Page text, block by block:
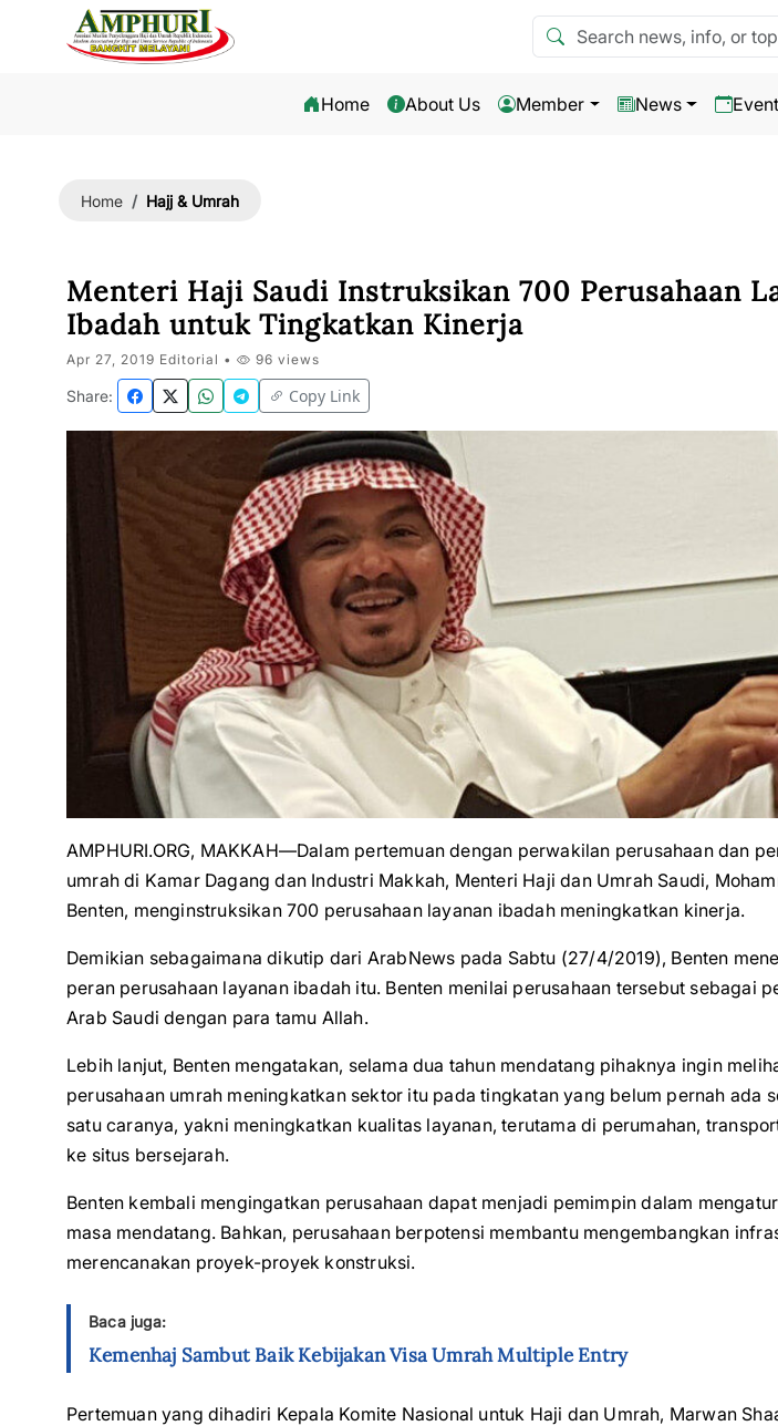
Search news
Home About Us Member News
Home Hajj & Umrah
Menteri Haji Saudi Instruksikan 700 Perusahaan
Ibadah untuk Tingkatkan Kinerja
Apr 27, 2019 Editorial • 96 views
Share: Copy Link
AMPHURI.ORG, MAKKAH—Dalam pertemuan dengan perwakilan perusahaan dan
umrah di Kamar Dagang dan Industri Makkah, Menteri Haji dan Umrah Saudi,
Benten, menginstruksikan 700 perusahaan layanan ibadah meningkatkan kinerja.
Demikian sebagaimana dikutip dari ArabNews pada Sabtu (27/4/2019), Benten
peran perusahaan layanan ibadah itu. Benten menilai perusahaan tersebut sebagai
Arab Saudi dengan para tamu Allah.
Lebih lanjut, Benten mengatakan, selama dua tahun mendatang pihaknya ingin
perusahaan umrah meningkatkan sektor itu pada tingkatan yang belum pernah ada
satu caranya, yakni meningkatkan kualitas layanan, terutama di perumahan,
ke situs bersejarah.
Benten kembali mengingatkan perusahaan dapat menjadi pemimpin dalam
masa mendatang. Bahkan, perusahaan berpotensi membantu mengembangkan
merencanakan proyek-proyek konstruksi.
Baca juga:
Kemenhaj Sambut Baik Kebijakan Visa Umrah Multiple Entry
Pertemuan yang dihadiri Kepala Komite Nasional untuk Haji dan Umrah, Marwan